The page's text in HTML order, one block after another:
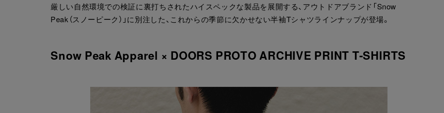
厳しい自然環境での検証に裏打ちされたハイスペックな製品を展開する、アウトドアブランド「Snow
Peak（スノーピーク）」に別注した、これからの季節に欠かせない半袖Tシャツラインナップが登場。
Snow Peak Apparel × DOORS PROTO ARCHIVE PRINT T-SHIRTS